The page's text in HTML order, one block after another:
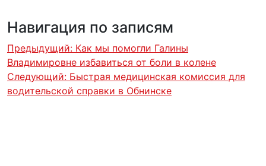
Навигация по записям
Предыдущий: Как мы помогли Галины
Владимировне избавиться от боли в колене
Следующий: Быстрая медицинская комиссия для
водительской справки в Обнинске